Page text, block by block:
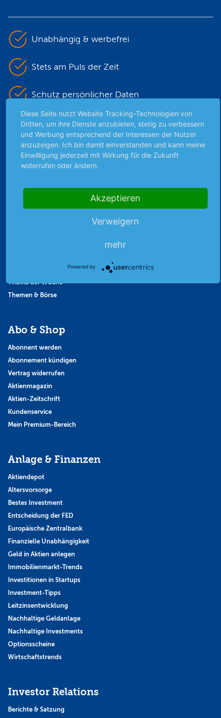
Unabhängig & werbefrei
Stets am Puls der Zeit
Schutz persönlicher Daten
Sicher mit SSL-Verschlüsselung
Highlights
Börsenbericht
Börsengerüchte
Thema der Woche
Themen & Börse
Abo & Shop
Abonnent werden
Abonnement kündigen
Vertrag widerrufen
Aktienmagazin
Aktien-Zeitschrift
Kundenservice
Mein Premium-Bereich
Anlage & Finanzen
Aktiendepot
Altersvorsorge
Bestes Investment
Entscheidung der FED
Europäische Zentralbank
Finanzielle Unabhängigkeit
Geld in Aktien anlegen
Immobilienmarkt-Trends
Investitionen in Startups
Investment-Tipps
Leitzinsentwicklung
Nachhaltige Geldanlage
Nachhaltige Investments
Optionsscheine
Wirtschaftstrends
Investor Relations
Berichte & Satzung
Diese Seite nutzt Website Tracking-Technologien von
Dritten, um ihre Dienste anzubieten, stetig zu verbessern
und Werbung entsprechend der Interessen der Nutzer
anzuzeigen. Ich bin damit einverstanden und kann meine
Einwilligung jederzeit mit Wirkung für die Zukunft
widerrufen oder ändern.
Akzeptieren
Verweigern
mehr
Powered by